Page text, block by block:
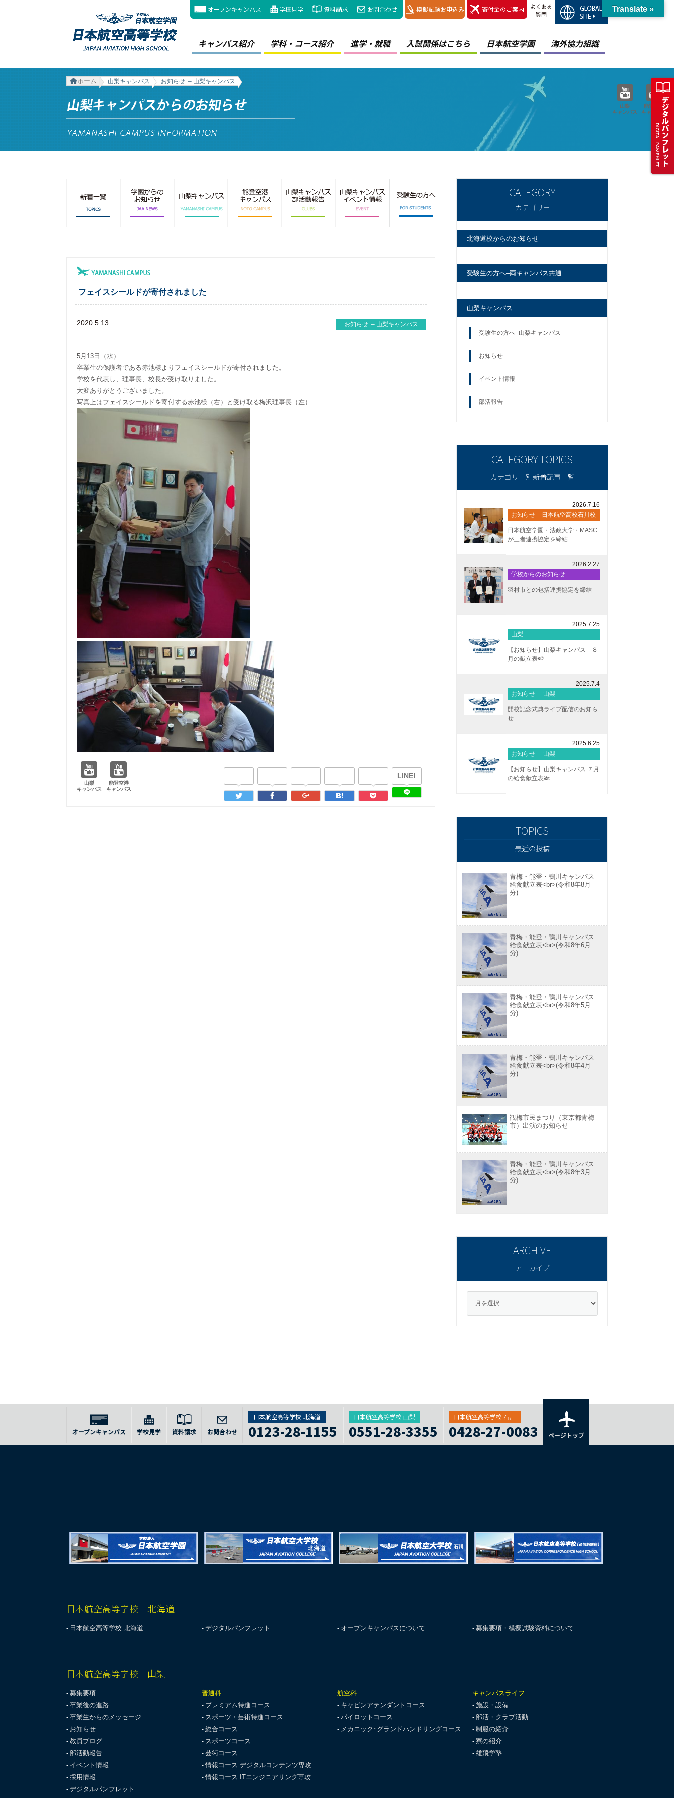
オープンキャンパス 学校見学 資料請求 お問合わせ 模擬試験お申込み 寄付金のご案内
よくある
質問
キャンパス紹介 学科・コース紹介 進学・就職 入試関係はこちら 日本航空学園 海外協力組織
山梨
キャンパス
能登空港
キャンパス
ホーム 山梨キャンパス お知らせ – 山梨キャンパス
フェイスシールドが寄付されました
2020.5.13 お知らせ – 山梨キャンパス
5月13日（水）
卒業生の保護者である赤池様よりフェイスシールドが寄付されました。
学校を代表し、理事長、校長が受け取りました。
大変ありがとうございました。
写真上はフェイスシールドを寄付する赤池様（右）と受け取る梅沢理事長（左）
LINE!
山梨
キャンパス
能登空港
キャンパス
カテゴリー
北海道校からのお知らせ
受験生の方へ–両キャンパス共通
山梨キャンパス
受験生の方へ–山梨キャンパス
お知らせ
イベント情報
部活報告
カテゴリー別新着記事一覧
2026.7.16
お知らせ – 日本航空高校石川校
日本航空学園・法政大学・MASC
が三者連携協定を締結
2026.2.27
学校からのお知らせ
羽村市との包括連携協定を締結
2025.7.25
山梨
【お知らせ】山梨キャンパス ８
月の献立表🍉
2025.7.4
お知らせ – 山梨
開校記念式典ライブ配信のお知ら
せ
2025.6.25
お知らせ – 山梨
【お知らせ】山梨キャンパス ７月
の給食献立表🎋
最近の投稿
青梅・能登・鴨川キャンパス
給食献立表<br>(令和8年8月
分)
青梅・能登・鴨川キャンパス
給食献立表<br>(令和8年6月
分)
青梅・能登・鴨川キャンパス
給食献立表<br>(令和8年5月
分)
青梅・能登・鴨川キャンパス
給食献立表<br>(令和8年4月
分)
観梅市民まつり（東京都青梅
市）出演のお知らせ
青梅・能登・鴨川キャンパス
給食献立表<br>(令和8年3月
分)
アーカイブ
オープンキャンパス 学校見学 資料請求 お問合わせ
日本航空高等学校 北海道
0123-28-1155
日本航空高等学校 山梨
0551-28-3355
日本航空高等学校 石川
0428-27-0083 ページトップ
日本航空高等学校 北海道
日本航空高等学校 北海道 デジタルパンフレット オープンキャンパスについて 募集要項・模擬試験資料について
日本航空高等学校 山梨
募集要項
卒業後の進路
卒業生からのメッセージ
お知らせ
教員ブログ
部活動報告
イベント情報
採用情報
デジタルパンフレット
普通科
プレミアム特進コース
スポーツ・芸術特進コース
総合コース
スポーツコース
芸術コース
情報コース デジタルコンテンツ専攻
情報コース ITエンジニアリング専攻
航空科
キャビンアテンダントコース
パイロットコース
メカニック･グランドハンドリングコース
キャンパスライフ
施設・設備
部活・クラブ活動
制服の紹介
寮の紹介
雄飛学塾
Translate »